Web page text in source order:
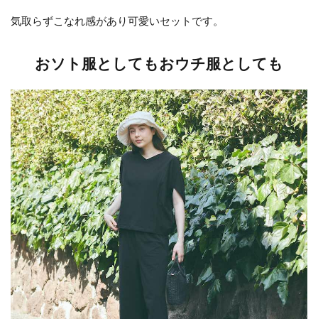
気取らずこなれ感があり可愛いセットです。
おソト服としてもおウチ服としても